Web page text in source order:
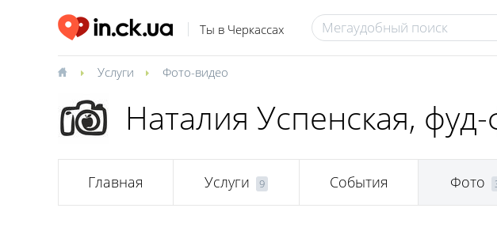
Ты в Черкассах
Услуги Фото-видео
Наталия Успенская,
Главная Услуги 9 События Фото